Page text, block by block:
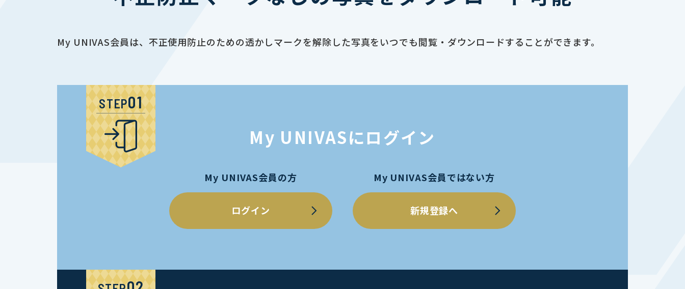
My UNIVAS会員は、不正使用防止のための透かしマークを解除した写真をいつでも閲覧・ダウンロードすることができます。
STEP
My UNIVASにログイン
My UNIVAS会員の方
ログイン
My UNIVAS会員ではない方
新規登録へ